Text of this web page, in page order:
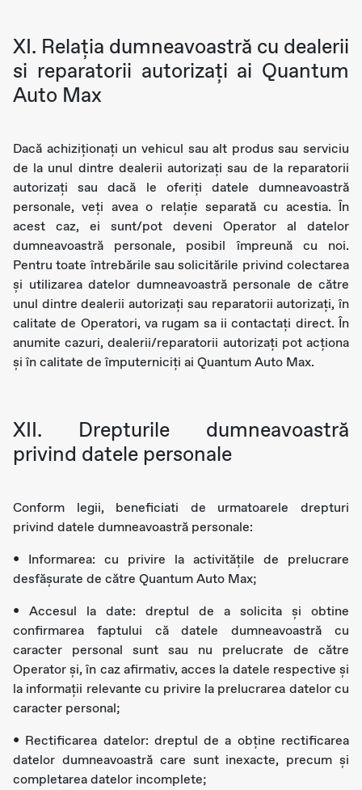
XI. Relația dumneavoastră cu dealerii
si reparatorii autorizați ai Quantum
Auto Max
Dacă achiziționați un vehicul sau alt produs sau serviciu
de la unul dintre dealerii autorizați sau de la reparatorii
autorizați sau dacă le oferiți datele dumneavoastră
personale, veți avea o relație separată cu acestia. În
acest caz, ei sunt/pot deveni Operator al datelor
dumneavoastră personale, posibil împreună cu noi.
Pentru toate întrebările sau solicitările privind colectarea
și utilizarea datelor dumneavoastră personale de către
unul dintre dealerii autorizați sau reparatorii autorizați, în
calitate de Operatori, va rugam sa ii contactați direct. În
anumite cazuri, dealerii/reparatorii autorizați pot acționa
și în calitate de împuterniciți ai Quantum Auto Max.
XII. Drepturile dumneavoastră
privind datele personale
Conform legii, beneficiati de urmatoarele drepturi
privind datele dumneavoastră personale:
• Informarea: cu privire la activitățile de prelucrare
desfășurate de către Quantum Auto Max;
• Accesul la date: dreptul de a solicita și obtine
confirmarea faptului că datele dumneavoastră cu
caracter personal sunt sau nu prelucrate de către
Operator și, în caz afirmativ, acces la datele respective și
la informații relevante cu privire la prelucrarea datelor cu
caracter personal;
• Rectificarea datelor: dreptul de a obţine rectificarea
datelor dumneavoastră care sunt inexacte, precum și
completarea datelor incomplete;